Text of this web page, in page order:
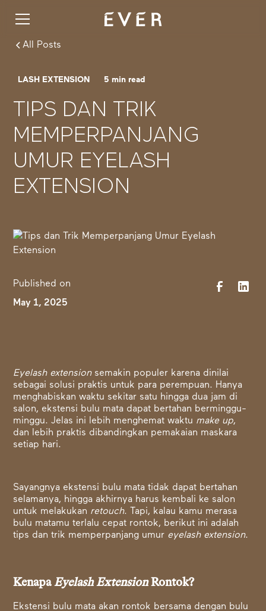
All Posts
LASH EXTENSION 5 min read
TIPS DAN TRIK
MEMPERPANJANG
UMUR EYELASH
EXTENSION
Published on
May 1, 2025
Eyelash extensionsemakin populer karena dinilai
sebagai solusi praktis untuk para perempuan. Hanya
menghabiskan waktu sekitar satu hingga dua jam di
salon, ekstensi bulu mata dapat bertahan berminggu-
minggu. Jelas ini lebih menghemat waktu make up,
dan lebih praktis dibandingkan pemakaian maskara
setiap hari.
Sayangnya ekstensi bulu mata tidak dapat bertahan
selamanya, hingga akhirnya harus kembali ke salon
untuk melakukan retouch. Tapi, kalau kamu merasa
bulu matamu terlalu cepat rontok, berikut ini adalah
tips dan trik memperpanjang umur eyelash extension.
KenapaEyelash ExtensionRontok?
Ekstensi bulu mata akan rontok bersama dengan bulu